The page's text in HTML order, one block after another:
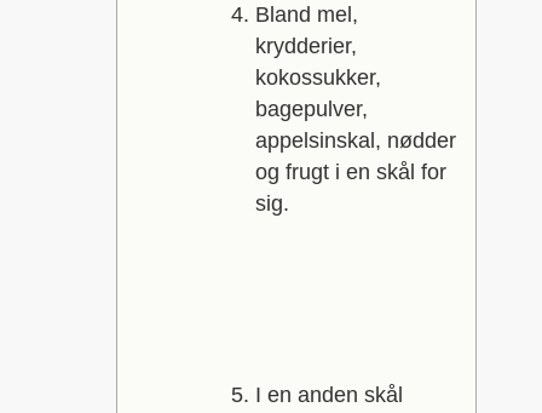
Bland mel,
krydderier,
kokossukker,
bagepulver,
appelsinskal, nødder
og frugt i en skål for
sig.
I en anden skål